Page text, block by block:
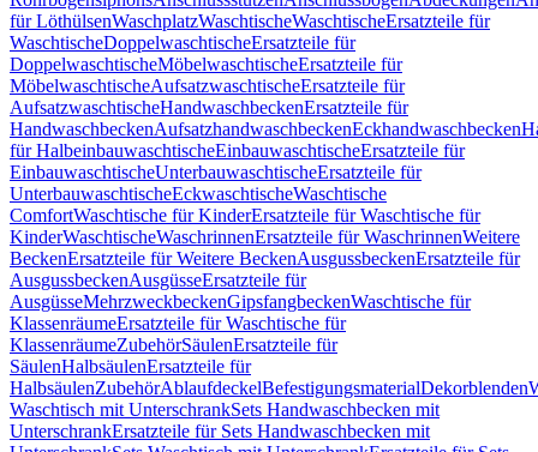
für LöthülsenWaschplatzWaschtischeWaschtischeErsatzteile für
WaschtischeDoppelwaschtischeErsatzteile für
DoppelwaschtischeMöbelwaschtischeErsatzteile für
MöbelwaschtischeAufsatzwaschtischeErsatzteile für
AufsatzwaschtischeHandwaschbeckenErsatzteile für
HandwaschbeckenAufsatzhandwaschbeckenEckhandwaschbecken
für HalbeinbauwaschtischeEinbauwaschtischeErsatzteile für
EinbauwaschtischeUnterbauwaschtischeErsatzteile für
UnterbauwaschtischeEckwaschtischeWaschtische
ComfortWaschtische für KinderErsatzteile für Waschtische für
KinderWaschtischeWaschrinnenErsatzteile für WaschrinnenWeitere
BeckenErsatzteile für Weitere BeckenAusgussbeckenErsatzteile für
AusgussbeckenAusgüsseErsatzteile für
AusgüsseMehrzweckbeckenGipsfangbeckenWaschtische für
KlassenräumeErsatzteile für Waschtische für
KlassenräumeZubehörSäulenErsatzteile für
SäulenHalbsäulenErsatzteile für
HalbsäulenZubehörAblaufdeckelBefestigungsmaterialDekorblenden
Waschtisch mit UnterschrankSets Handwaschbecken mit
UnterschrankErsatzteile für Sets Handwaschbecken mit